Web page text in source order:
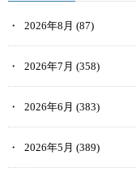
2026年8月 (87)
2026年7月 (358)
2026年6月 (383)
2026年5月 (389)